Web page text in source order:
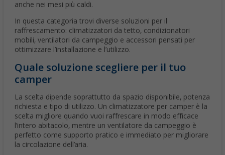
anche nei mesi più caldi.
In questa categoria trovi diverse soluzioni per il
raffrescamento: climatizzatori da tetto, condizionatori
mobili, ventilatori da campeggio e accessori pensati per
ottimizzare l’installazione e l’utilizzo.
Quale soluzione scegliere per il tuo
camper
La scelta dipende soprattutto da spazio disponibile, potenza
richiesta e tipo di utilizzo. Un climatizzatore per camper è la
scelta migliore quando vuoi raffrescare in modo efficace
l’intero abitacolo, mentre un ventilatore da campeggio è
perfetto come supporto pratico e immediato per migliorare
la circolazione dell’aria.